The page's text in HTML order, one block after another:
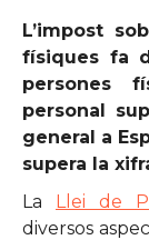
L’impost
físiques fa
persones
personal
general a
supera la
La Llei de
diversos